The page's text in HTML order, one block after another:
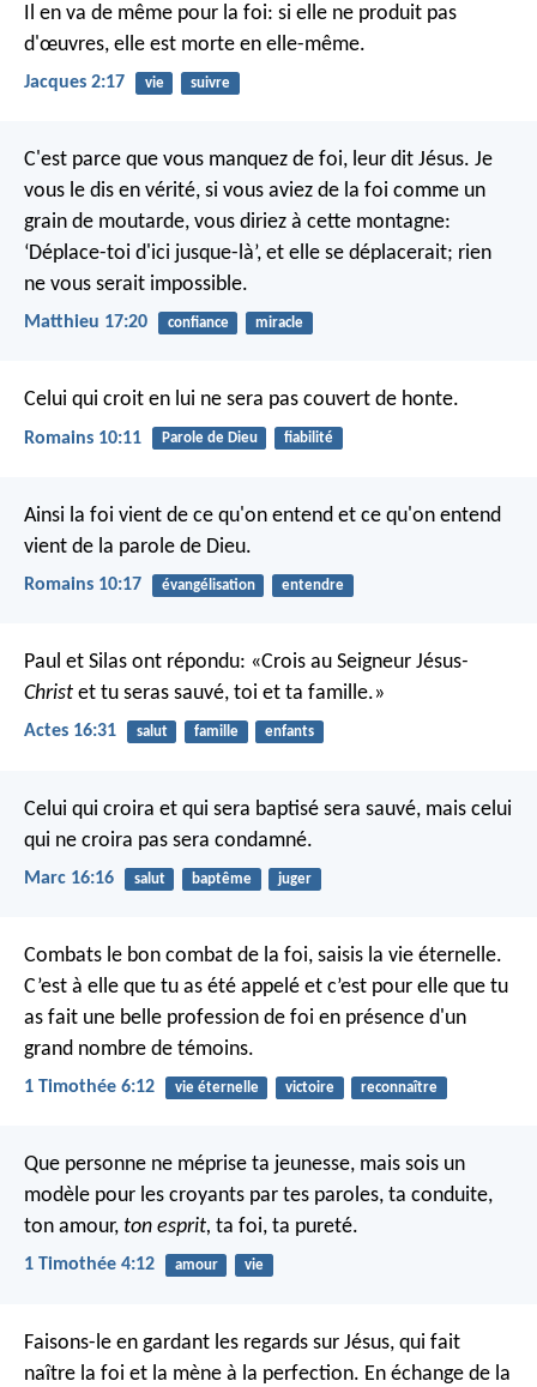
Il en va de même pour la foi: si elle ne produit pas
d'œuvres, elle est morte en elle-même.
Jacques 2:17 vie suivre
C'est parce que vous manquez de foi, leur dit Jésus. Je
vous le dis en vérité, si vous aviez de la foi comme un
grain de moutarde, vous diriez à cette montagne:
‘Déplace-toi d'ici jusque-là’, et elle se déplacerait; rien
ne vous serait impossible.
Matthieu 17:20 confiance miracle
Celui qui croit en lui ne sera pas couvert de honte.
Romains 10:11 Parole de Dieu fiabilité
Ainsi la foi vient de ce qu'on entend et ce qu'on entend
vient de la parole de Dieu.
Romains 10:17 évangélisation entendre
Paul et Silas ont répondu: «Crois au Seigneur Jésus-
Christ et tu seras sauvé, toi et ta famille.»
Actes 16:31 salut famille enfants
Celui qui croira et qui sera baptisé sera sauvé, mais celui
qui ne croira pas sera condamné.
Marc 16:16 salut baptême juger
Combats le bon combat de la foi, saisis la vie éternelle.
C’est à elle que tu as été appelé et c’est pour elle que tu
as fait une belle profession de foi en présence d'un
grand nombre de témoins.
1 Timothée 6:12 vie éternelle victoire reconnaître
Que personne ne méprise ta jeunesse, mais sois un
modèle pour les croyants par tes paroles, ta conduite,
ton amour, ton esprit, ta foi, ta pureté.
1 Timothée 4:12 amour vie
Faisons-le en gardant les regards sur Jésus, qui fait
naître la foi et la mène à la perfection. En échange de la